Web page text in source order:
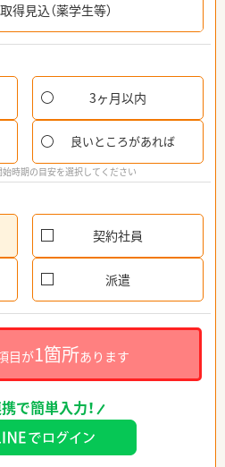
得見込（薬学生等）
3ヶ月以内
良いところがあれば
時期の目安を選択してください
契約社員
派遣
目が1箇所あります
で簡単入力！